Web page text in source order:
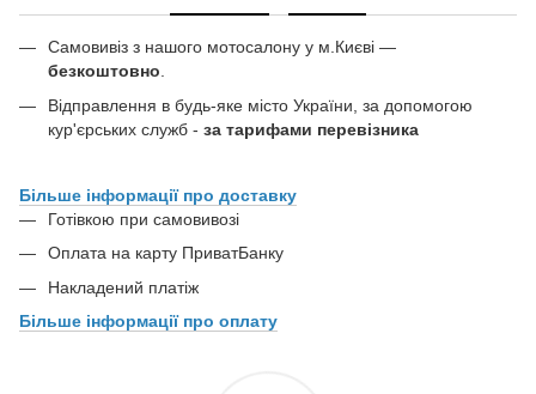
Самовивіз з нашого мотосалону у м.Києві —
безкоштовно
Відправлення в будь-яке місто України, за допомогою
кур'єрських служб - за тарифами перевізника
Більше інформації про доставку
Готівкою при самовивозі
Оплата на карту ПриватБанку
Накладений платіж
Більше інформації про оплату